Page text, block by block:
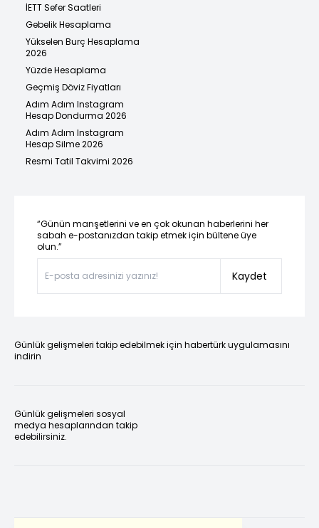
İETT Sefer Saatleri
Gebelik Hesaplama
Yükselen Burç Hesaplama
2026
Yüzde Hesaplama
Geçmiş Döviz Fiyatları
Adım Adım Instagram
Hesap Dondurma 2026
Adım Adım Instagram
Hesap Silme 2026
Resmi Tatil Takvimi 2026
“Günün manşetlerini ve en çok okunan haberlerini her
sabah e-postanızdan takip etmek için bültene üye
olun.”
Kaydet
Günlük gelişmeleri takip edebilmek için habertürk uygulamasını
indirin
Günlük gelişmeleri sosyal
medya hesaplarından takip
edebilirsiniz.